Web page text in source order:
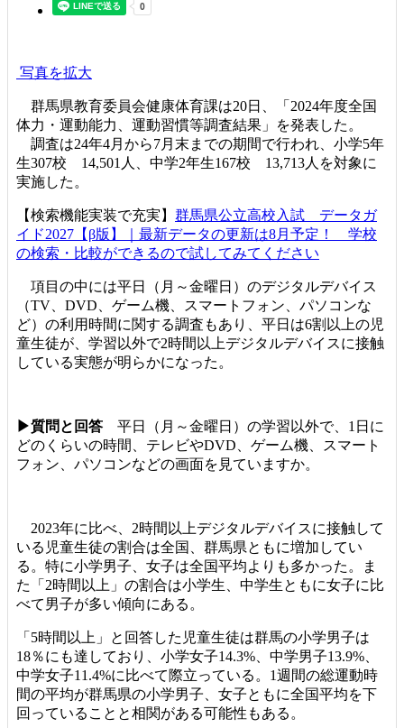
写真を拡大
群馬県教育委員会健康体育課は20日、「2024年度全国
体力・運動能力、運動習慣等調査結果」を発表した。
調査は24年4月から7月末までの期間で行われ、小学5年
生307校 14,501人、中学2年生167校 13,713人を対象に
実施した。
【検索機能実装で充実】 群馬県公立高校入試 データガ
イド2027【β版】｜最新データの更新は8月予定！ 学校
の検索・比較ができるので試してみてください
項目の中には平日（月～金曜日）のデジタルデバイス
（TV、DVD、ゲーム機、スマートフォン、パソコンな
ど）の利用時間に関する調査もあり、平日は6割以上の児
童生徒が、学習以外で2時間以上デジタルデバイスに接触
している実態が明らかになった。
▶質問と回答 平日（月～金曜日）の学習以外で、1日に
どのくらいの時間、テレビやDVD、ゲーム機、スマート
フォン、パソコンなどの画面を見ていますか。
2023年に比べ、2時間以上デジタルデバイスに接触して
いる児童生徒の割合は全国、群馬県ともに増加してい
る。特に小学男子、女子は全国平均よりも多かった。ま
た「2時間以上」の割合は小学生、中学生ともに女子に比
べて男子が多い傾向にある。
「5時間以上」と回答した児童生徒は群馬の小学男子は
18％にも達しており、小学女子14.3%、中学男子13.9%、
中学女子11.4%に比べて際立っている。1週間の総運動時
間の平均が群馬県の小学男子、女子ともに全国平均を下
回っていることと相関がある可能性もある。